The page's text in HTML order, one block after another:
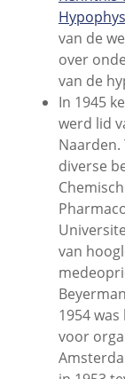
van de
over
van de
In 1945
werd lid
diverse
van
1954
voor